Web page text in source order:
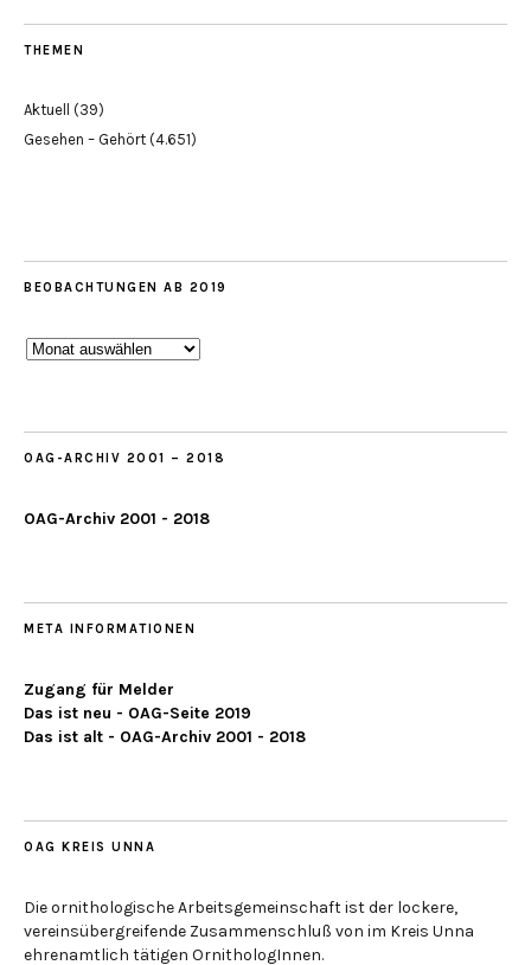
THEMEN
Aktuell (39)
Gesehen – Gehört (4.651)
BEOBACHTUNGEN AB 2019
Beobachtungen
OAG-ARCHIV 2001 – 2018
OAG-Archiv 2001 - 2018
META INFORMATIONEN
Zugang für Melder
Das ist neu - OAG-Seite 2019
Das ist alt - OAG-Archiv 2001 - 2018
OAG KREIS UNNA
Die ornithologische Arbeitsgemeinschaft ist der lockere,
vereinsübergreifende Zusammenschluß von im Kreis Unna
ehrenamtlich tätigen OrnithologInnen.